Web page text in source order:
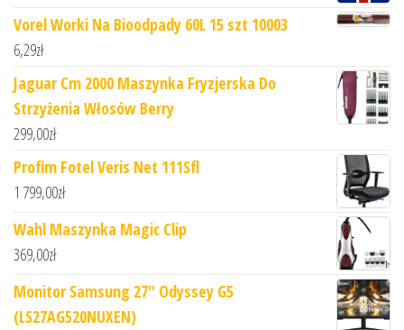
Vorel Worki Na Bioodpady 60L 15 szt 10003
6,29zł
Jaguar Cm 2000 Maszynka Fryzjerska Do
Strzyżenia Włosów Berry
299,00zł
Profim Fotel Veris Net 111Sfl
1 799,00zł
Wahl Maszynka Magic Clip
369,00zł
Monitor Samsung 27" Odyssey G5
(LS27AG520NUXEN)